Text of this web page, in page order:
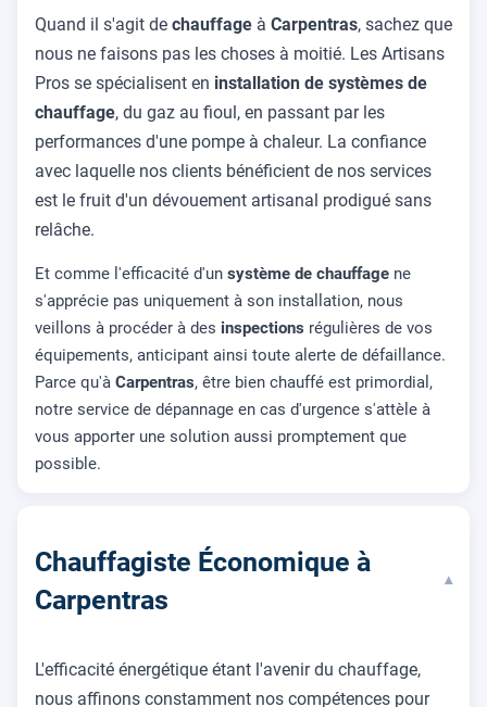
Quand il s'agit de chauffage à Carpentras, sachez que
nous ne faisons pas les choses à moitié. Les Artisans
Pros se spécialisent en installation de systèmes de
chauffage, du gaz au fioul, en passant par les
performances d'une pompe à chaleur. La confiance
avec laquelle nos clients bénéficient de nos services
est le fruit d'un dévouement artisanal prodigué sans
relâche.
Et comme l'efficacité d'un système de chauffage ne
s'apprécie pas uniquement à son installation, nous
veillons à procéder à des inspections régulières de vos
équipements, anticipant ainsi toute alerte de défaillance.
Parce qu'à Carpentras, être bien chauffé est primordial,
notre service de dépannage en cas d'urgence s'attèle à
vous apporter une solution aussi promptement que
possible.
Chauffagiste Économique à
Carpentras
▾
L'efficacité énergétique étant l'avenir du chauffage,
nous affinons constamment nos compétences pour